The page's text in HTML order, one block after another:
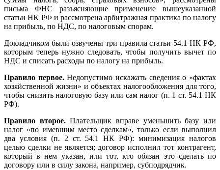
письма ФНС разъясняющие применение вышеуказанной
статьи НК РФ и рассмотрена арбитражная практика по налогу
на прибыль, по НДС, по налоговым спорам.
Докладчиком были озвучены три правила статьи 54.1 НК РФ,
которым теперь нужно следовать, чтобы получить вычет по
НДС и списать расходы по налогу на прибыль.
Правило первое.Недопустимо искажать сведения о «фактах
хозяйственной жизни» и объектах налогообложения для того,
чтобы снизить налоговую базу или сам налог (п. 1 ст. 54.1 НК
РФ).
Правило второе.Плательщик вправе уменьшить базу или
налог «по имевшим место сделкам», только если выполнил
два условия (п. 2 ст. 54.1 НК РФ): минимизация налогов
целью сделки не является; договор исполнил тот контрагент,
который в нем указан, или тот, кто обязан это сделать по
договору или в силу закона, например, субподрядчик.